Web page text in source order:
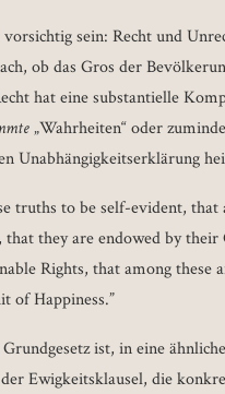
sein: Recht und
ob das Gros der
hat eine substantielle
„Wahrheiten“ oder
Unabhängigkeitserklärung
truths to be self-evident, that
that they are endowed by
Rights, that among these
of Happiness.”
ist, in eine
Ewigkeitsklausel, die